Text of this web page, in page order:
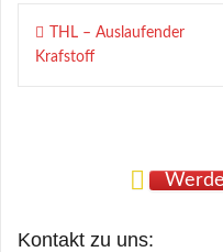
THL – Auslaufender
Krafstoff
Kontakt zu uns: